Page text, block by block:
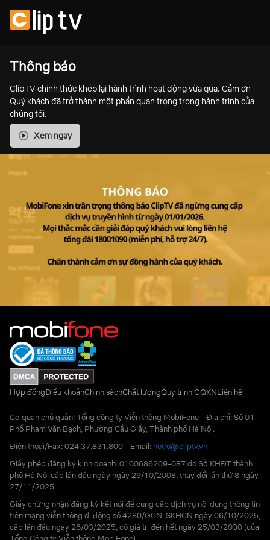
Thông báo
ClipTV chính thức khép lại hành trình hoạt động vừa qua. Cảm ơn
Quý khách đã trở thành một phần quan trọng trong hành trình của
chúng tôi.
Xem ngay
Hợp đồngĐiều khoảnChính sáchChất lượngQuy trình GQKNLiên hệ
Cơ quan chủ quản: Tổng công ty Viễn thông MobiFone - Địa chỉ: Số 01
Phố Phạm Văn Bạch, Phường Cầu Giấy, Thành phố Hà Nội.
Điện thoại/Fax: 024.37.831.800 - Email: hotro@cliptv.vn
Giấy phép đăng ký kinh doanh: 0100686209-087 do Sở KHĐT thành
phố Hà Nội cấp lần đầu ngày ngày 29/10/2008, thay đổi lần thứ 8 ngày
27/11/2025.
Giấy chứng nhận đăng ký kết nối để cung cấp dịch vụ nội dung thông tin
trên mạng viễn thông di động số 4280/GCN-SKHCN ngày 06/10/2025,
cấp lần đầu ngày 26/03/2025, có giá trị đến hết ngày 25/03/2030 (của